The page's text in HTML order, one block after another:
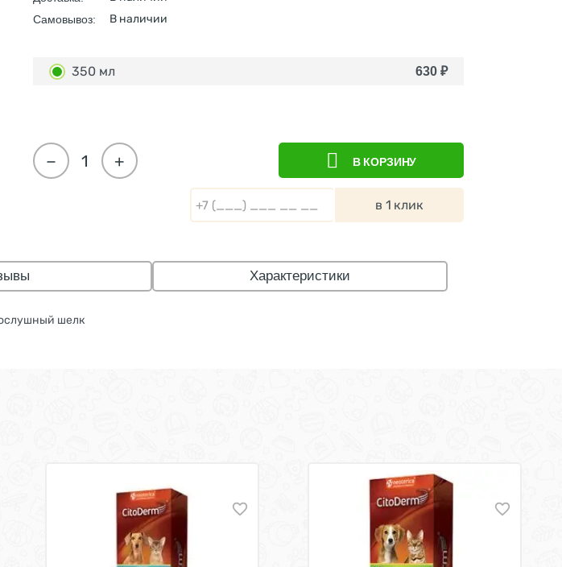
Самовывоз: В наличии
350 мл 630 ₽
+
− В КОРЗИНУ
в 1 клик
Характеристики
шелк